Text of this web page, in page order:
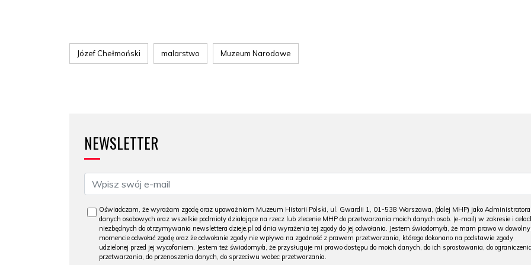
Józef Chełmoński malarstwo Muzeum Narodowe
NEWSLETTER
Oświadczam, że wyrażam zgodę oraz upoważniam Muzeum Historii Polski, ul. Gwardii 1, 01-538 Warszawa, (dalej MHP) jako Administratora
danych osobowych oraz wszelkie podmioty działające na rzecz lub zlecenie MHP do przetwarzania moich danych osob. (e-mail) w zakresie i
niezbędnych do otrzymywania newslettera dzieje.pl od dnia wyrażenia tej zgody do jej odwołania. Jestem świadomy/a, że mam prawo w
momencie odwołać zgodę oraz że odwołanie zgody nie wpływa na zgodność z prawem przetwarzania, którego dokonano na podstawie zgody
udzielonej przed jej wycofaniem. Jestem też świadomy/a, że przysługuje mi prawo dostępu do moich danych, do ich sprostowania, do ograniczenia
przetwarzania, do przenoszenia danych, do sprzeciwu wobec przetwarzania.